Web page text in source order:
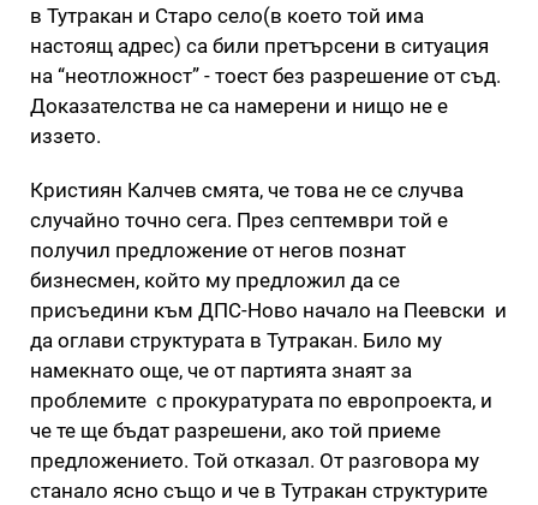
в Тутракан и Старо село(в което той има
настоящ адрес) са били претърсени в ситуация
на “неотложност” - тоест без разрешение от съд.
Доказателства не са намерени и нищо не е
иззето.
Кристиян Калчев смята, че това не се случва
случайно точно сега. През септември той е
получил предложение от негов познат
бизнесмен, който му предложил да се
присъедини към ДПС-Ново начало на Пеевски и
да оглави структурата в Тутракан. Било му
намекнато още, че от партията знаят за
проблемите с прокуратурата по европроекта, и
че те ще бъдат разрешени, ако той приеме
предложението. Той отказал. От разговора му
станало ясно също и че в Тутракан структурите